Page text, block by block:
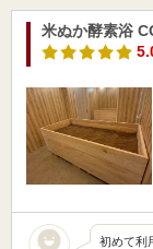
米ぬか酵素浴
初めて利